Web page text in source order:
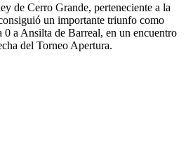
de Cerro Grande, perteneciente a la
un importante triunfo como
0 a Ansilta de Barreal, en un encuentro
del Torneo Apertura.